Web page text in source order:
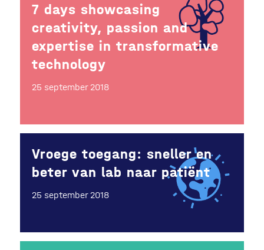
7 days showcasing
creativity, passion and
expertise in transformative
technology
25 september 2018
Vroege toegang: sneller en
beter van lab naar patiënt
25 september 2018